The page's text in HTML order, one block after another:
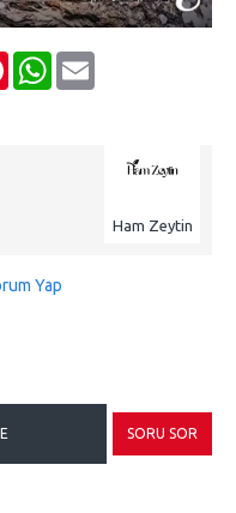
PinterestWhatsApp
Email
Ham Zeytin
Yap
SORU SOR